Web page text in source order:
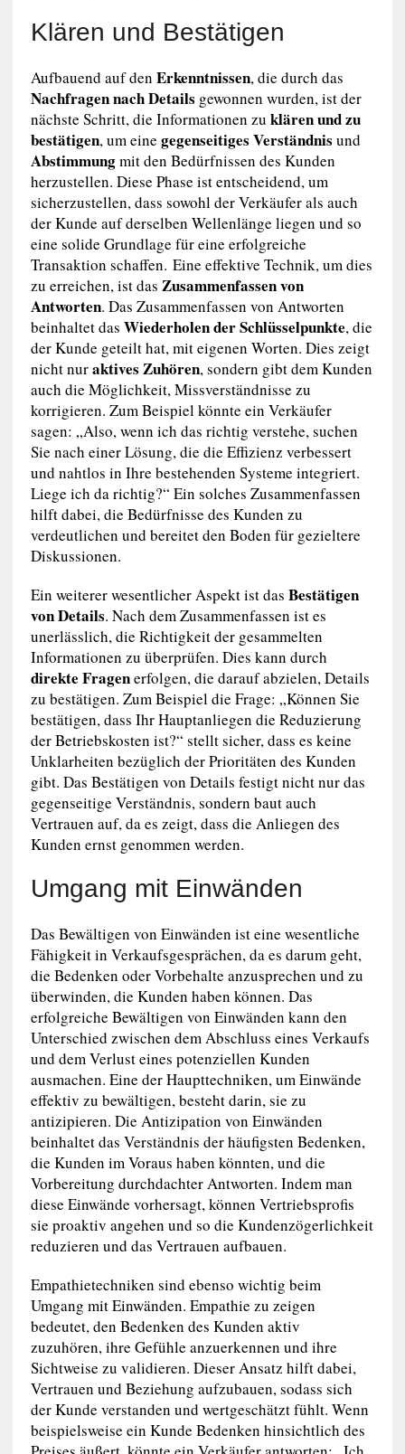
Klären und Bestätigen
Aufbauend auf den Erkenntnissen, die durch das
Nachfragen nach Details gewonnen wurden, ist der
nächste Schritt, die Informationen zu klären und zu
bestätigen, um eine gegenseitiges Verständnis und
Abstimmungmit den Bedürfnissen des Kunden
herzustellen. Diese Phase ist entscheidend, um
sicherzustellen, dass sowohl der Verkäufer als auch
der Kunde auf derselben Wellenlänge liegen und so
eine solide Grundlage für eine erfolgreiche
Transaktion schaffen. Eine effektive Technik, um dies
zu erreichen, ist das Zusammenfassen von
Antworten. Das Zusammenfassen von Antworten
beinhaltet das Wiederholen der Schlüsselpunkte, die
der Kunde geteilt hat, mit eigenen Worten. Dies zeigt
nicht nuraktives Zuhören, sondern gibt dem Kunden
auch die Möglichkeit, Missverständnisse zu
korrigieren. Zum Beispiel könnte ein Verkäufer
sagen: „Also, wenn ich das richtig verstehe, suchen
Sie nach einer Lösung, die die Effizienz verbessert
und nahtlos in Ihre bestehenden Systeme integriert.
Liege ich da richtig?“ Ein solches Zusammenfassen
hilft dabei, die Bedürfnisse des Kunden zu
verdeutlichen und bereitet den Boden für gezieltere
Diskussionen.
Ein weiterer wesentlicher Aspekt ist das Bestätigen
von Details. Nach dem Zusammenfassen ist es
unerlässlich, die Richtigkeit der gesammelten
Informationen zu überprüfen. Dies kann durch
direkte Fragenerfolgen, die darauf abzielen, Details
zu bestätigen. Zum Beispiel die Frage: „Können Sie
bestätigen, dass Ihr Hauptanliegen die Reduzierung
der Betriebskosten ist?“ stellt sicher, dass es keine
Unklarheiten bezüglich der Prioritäten des Kunden
gibt. Das Bestätigen von Details festigt nicht nur das
gegenseitige Verständnis, sondern baut auch
Vertrauen auf, da es zeigt, dass die Anliegen des
Kunden ernst genommen werden.
Umgang mit Einwänden
Das Bewältigen von Einwänden ist eine wesentliche
Fähigkeit in Verkaufsgesprächen, da es darum geht,
die Bedenken oder Vorbehalte anzusprechen und zu
überwinden, die Kunden haben können. Das
erfolgreiche Bewältigen von Einwänden kann den
Unterschied zwischen dem Abschluss eines Verkaufs
und dem Verlust eines potenziellen Kunden
ausmachen. Eine der Haupttechniken, um Einwände
effektiv zu bewältigen, besteht darin, sie zu
antizipieren. Die Antizipation von Einwänden
beinhaltet das Verständnis der häufigsten Bedenken,
die Kunden im Voraus haben könnten, und die
Vorbereitung durchdachter Antworten. Indem man
diese Einwände vorhersagt, können Vertriebsprofis
sie proaktiv angehen und so die Kundenzögerlichkeit
reduzieren und das Vertrauen aufbauen.
Empathietechniken sind ebenso wichtig beim
Umgang mit Einwänden. Empathie zu zeigen
bedeutet, den Bedenken des Kunden aktiv
zuzuhören, ihre Gefühle anzuerkennen und ihre
Sichtweise zu validieren. Dieser Ansatz hilft dabei,
Vertrauen und Beziehung aufzubauen, sodass sich
der Kunde verstanden und wertgeschätzt fühlt. Wenn
beispielsweise ein Kunde Bedenken hinsichtlich des